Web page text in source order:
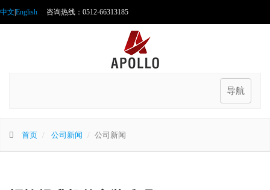
咨询热线：0512-66313185
中文 English
导航
首页 公司新闻 公司新闻